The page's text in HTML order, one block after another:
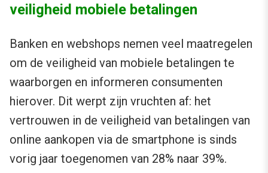
veiligheid mobiele betalingen
Banken en webshops nemen veel maatregelen
om de veiligheid van mobiele betalingen te
waarborgen en informeren consumenten
hierover. Dit werpt zijn vruchten af: het
vertrouwen in de veiligheid van betalingen van
online aankopen via de smartphone is sinds
vorig jaar toegenomen van 28% naar 39%.